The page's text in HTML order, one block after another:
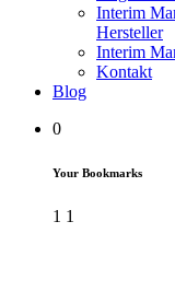
Interim
Hersteller
Interim
Kontakt
Blog
0
Your Bookmarks
1 1